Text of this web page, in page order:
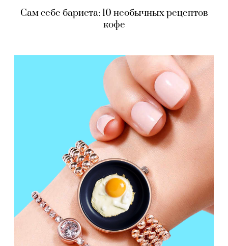
Сам себе бариста: 10 необычных рецептов
кофе